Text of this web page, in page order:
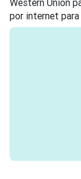
Western Union
por internet para